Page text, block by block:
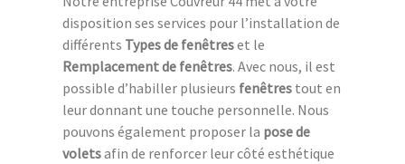
disposition ses services pour l’installation de
différents Types de fenêtreset le
Remplacement de fenêtres. Avec nous, il est
possible d’habiller plusieurs fenêtres tout en
leur donnant une touche personnelle. Nous
pouvons également proposer la pose de
voletsafin de renforcer leur côté esthétique